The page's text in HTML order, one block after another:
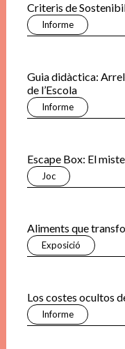
Informe
Criteris de
Informe
Guia didàctica:
de l’Escola
Joc
Escape Box: El
Exposició
Aliments que
Informe
Los costes ocultos